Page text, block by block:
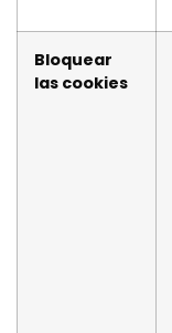
Bloquear
las cookies